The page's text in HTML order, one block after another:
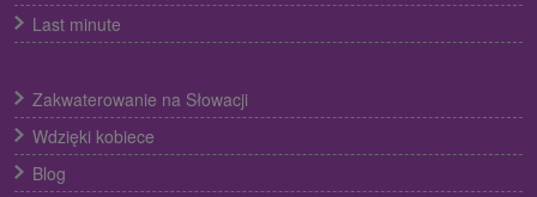
Last minute
Zakwaterowanie na Słowacji
Wdzięki kobiece
Blog